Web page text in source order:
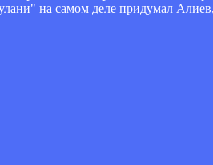
на самом деле придумал